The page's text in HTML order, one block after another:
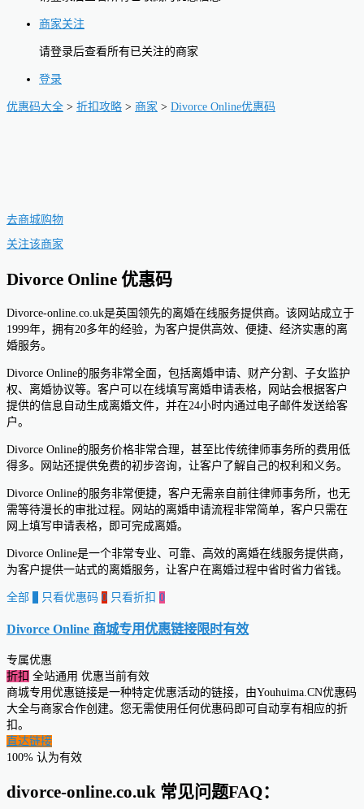
商家关注
请登录后查看所有已关注的商家
登录
优惠码大全 > 折扣攻略 > 商家 > Divorce Online优惠码
去商城购物
关注该商家
Divorce Online 优惠码
Divorce-online.co.uk是英国领先的离婚在线服务提供商。该网站成立于
1999年，拥有20多年的经验，为客户提供高效、便捷、经济实惠的离
婚服务。
Divorce Online的服务非常全面，包括离婚申请、财产分割、子女监护
权、离婚协议等。客户可以在线填写离婚申请表格，网站会根据客户
提供的信息自动生成离婚文件，并在24小时内通过电子邮件发送给客
户。
Divorce Online的服务价格非常合理，甚至比传统律师事务所的费用低
得多。网站还提供免费的初步咨询，让客户了解自己的权利和义务。
Divorce Online的服务非常便捷，客户无需亲自前往律师事务所，也无
需等待漫长的审批过程。网站的离婚申请流程非常简单，客户只需在
网上填写申请表格，即可完成离婚。
Divorce Online是一个非常专业、可靠、高效的离婚在线服务提供商，
为客户提供一站式的离婚服务，让客户在离婚过程中省时省力省钱。
全部 只看优惠码 0 只看折扣 0
Divorce Online 商城专用优惠链接限时有效
专属优惠
折扣
全站通用 优惠当前有效
商城专用优惠链接是一种特定优惠活动的链接，由Youhuima.CN优惠码
大全与商家合作创建。您无需使用任何优惠码即可自动享有相应的折
扣。
直达链接
100% 认为有效
divorce-online.co.uk 常见问题FAQ：